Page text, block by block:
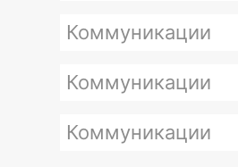
Коммуникации
Коммуникации
Коммуникации